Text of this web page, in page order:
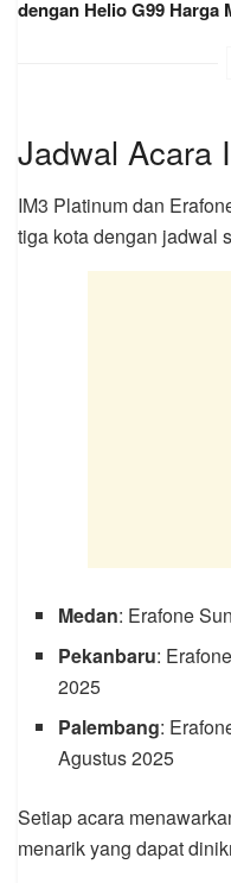
dengan Helio G99 Harga
Jadwal Acara
IM3 Platinum dan
tiga kota dengan jadwal
Medan: Erafone
Pekanbaru:
2025
Palembang:
Agustus 2025
Setiap acara
menarik yang dapat